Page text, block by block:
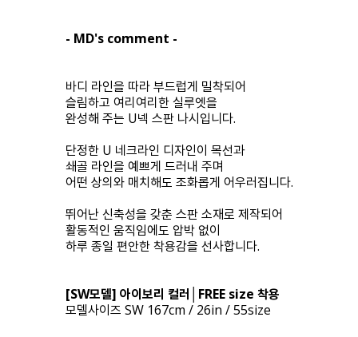
- MD's comment -
바디 라인을 따라 부드럽게 밀착되어
슬림하고 여리여리한 실루엣을
완성해 주는 U넥 스판 나시입니다.
단정한 U 네크라인 디자인이 목선과
쇄골 라인을 예쁘게 드러내 주며
어떤 상의와 매치해도 조화롭게 어우러집니다.
뛰어난 신축성을 갖춘 스판 소재로 제작되어
활동적인 움직임에도 압박 없이
하루 종일 편안한 착용감을 선사합니다.
[SW모델] 아이보리 컬러│FREE size 착용
모델사이즈 SW 167cm / 26in / 55size